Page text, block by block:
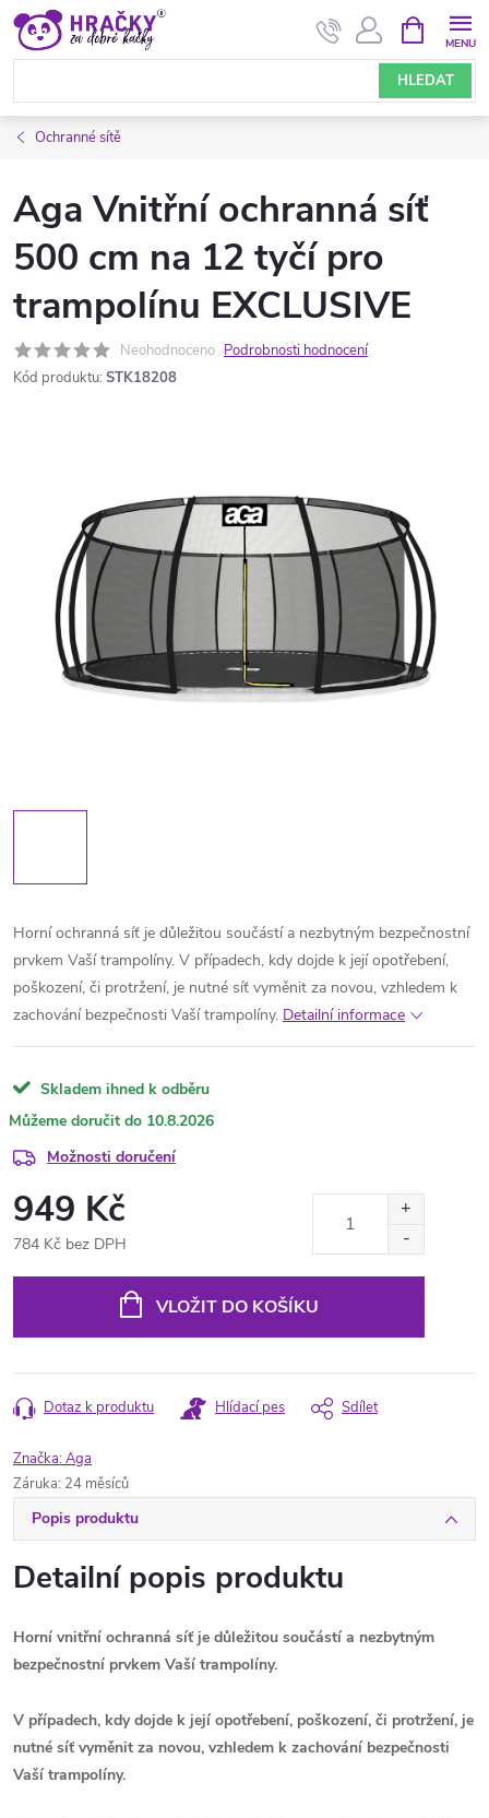
Přejít
obsah
HLEDAT
NÁKUPNÍ
KOŠÍK
Ochranné sítě
Aga Vnitřní ochranná síť
500 cm na 12 tyčí pro
trampolínu EXCLUSIVE
Neohodnoceno Podrobnosti hodnocení
Kód produktu: STK18208
Horní ochranná síť je důležitou součástí a nezbytným bezpečnostní
prvkem Vaší trampolíny. V případech, kdy dojde k její opotřebení,
poškození, či protržení, je nutné síť vyměnit za novou, vzhledem k
zachování bezpečnosti Vaší trampolíny. Detailní informace
Skladem ihned k odběru
10.8.2026
Možnosti doručení
949 Kč
784 Kč bez DPH
VLOŽIT DO KOŠÍKU
Dotaz k produktu Hlídací pes Sdílet
Značka:Aga
Záruka: 24 měsíců
Popis produktu
Detailní popis produktu
Horní vnitřní ochranná síť je důležitou součástí a nezbytným
bezpečnostní prvkem Vaší trampolíny.
V případech, kdy dojde k její opotřebení, poškození, či protržení, je
nutné síť vyměnit za novou, vzhledem k zachování bezpečnosti
Vaší trampolíny.